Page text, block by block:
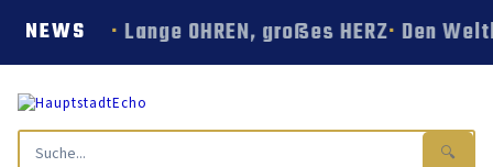
NEWS Lange OHREN, großes HERZ Den
🔍